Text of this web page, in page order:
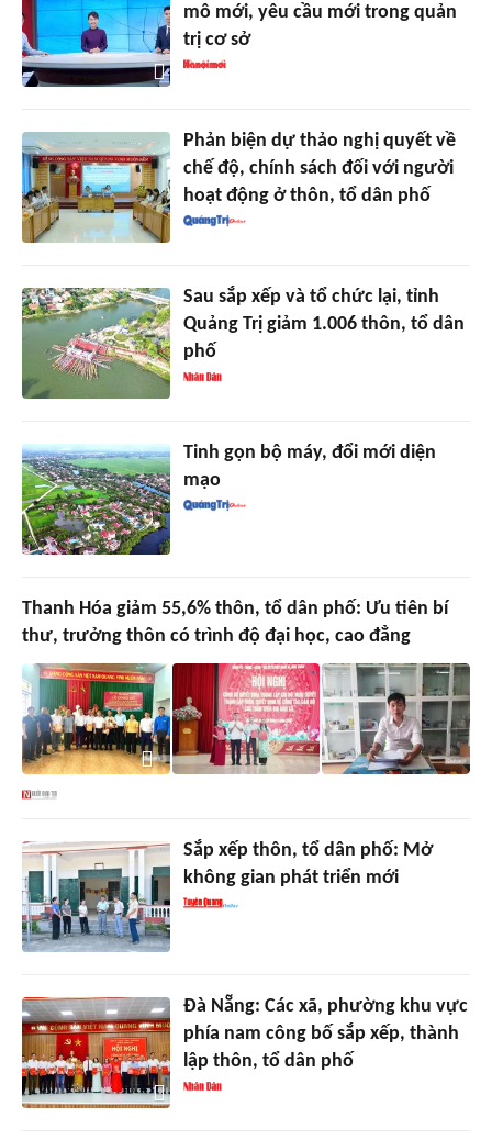
mô mới, yêu cầu mới trong quản
trị cơ sở
Phản biện dự thảo nghị quyết về
chế độ, chính sách đối với người
hoạt động ở thôn, tổ dân phố
Sau sắp xếp và tổ chức lại, tỉnh
Quảng Trị giảm 1.006 thôn, tổ dân
phố
Tinh gọn bộ máy, đổi mới diện
mạo
Thanh Hóa giảm 55,6% thôn, tổ dân phố: Ưu tiên bí
thư, trưởng thôn có trình độ đại học, cao đẳng
Sắp xếp thôn, tổ dân phố: Mở
không gian phát triển mới
Đà Nẵng: Các xã, phường khu vực
phía nam công bố sắp xếp, thành
lập thôn, tổ dân phố